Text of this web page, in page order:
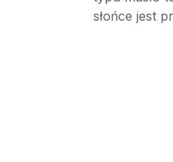
słońce jest